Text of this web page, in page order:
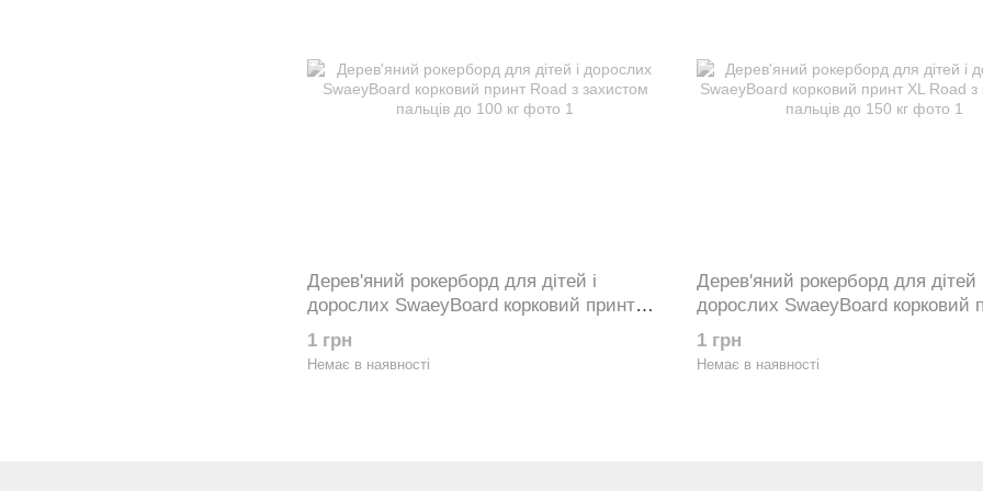
Дерев'яний рокерборд для дітей і
дорослих SwaeyBoard корковий принт
Road з захистом пальців до 100 кг
1 грн
Немає в наявності
Дерев'яний рокерборд для дітей
дорослих SwaeyBoard корковий
Road з захистом пальців до 150 кг
1 грн
Немає в наявності